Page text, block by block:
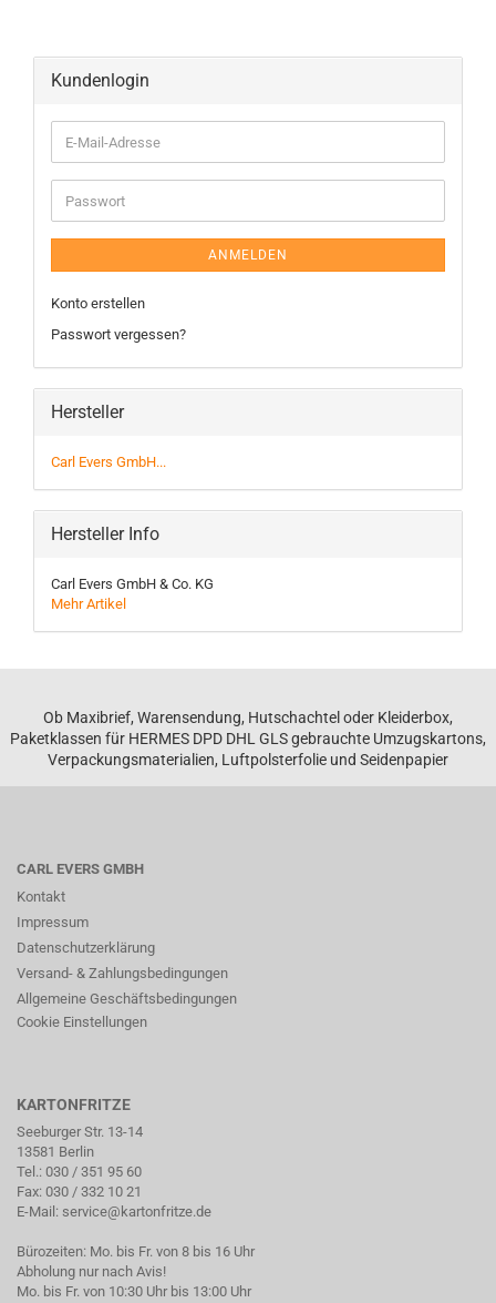
Kundenlogin
ANMELDEN
Konto erstellen
Passwort vergessen?
Hersteller
Carl Evers GmbH...
Hersteller Info
Carl Evers GmbH & Co. KG
Mehr Artikel
Ob Maxibrief, Warensendung, Hutschachtel oder Kleiderbox,
Paketklassen für HERMES DPD DHL GLS gebrauchte Umzugskartons,
Verpackungsmaterialien, Luftpolsterfolie und Seidenpapier
CARL EVERS GMBH
Kontakt
Impressum
Datenschutzerklärung
Versand- & Zahlungsbedingungen
Allgemeine Geschäftsbedingungen
Cookie Einstellungen
KARTONFRITZE
Seeburger Str. 13-14
13581 Berlin
Tel.: 030 / 351 95 60
Fax: 030 / 332 10 21
E-Mail: service@kartonfritze.de
Bürozeiten: Mo. bis Fr. von 8 bis 16 Uhr
Abholung nur nach Avis!
Mo. bis Fr. von 10:30 Uhr bis 13:00 Uhr